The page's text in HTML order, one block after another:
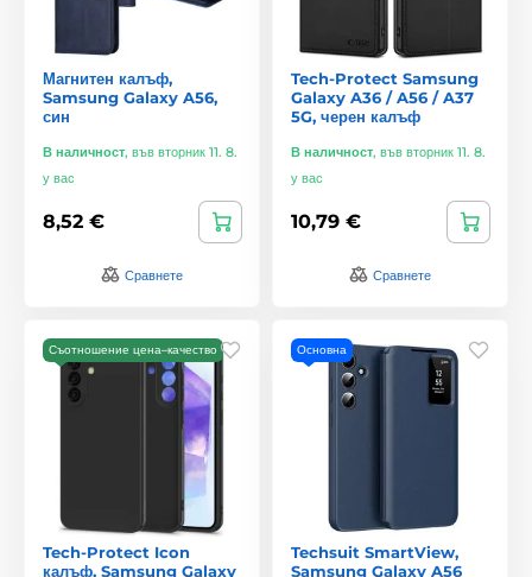
Магнитен калъф,
Samsung Galaxy A56,
син
В наличност, във вторник 11. 8.
у вас
8,52 €
Сравнете
Tech-Protect Samsung
Galaxy A36 / A56 / A37
5G, черен калъф
В наличност, във вторник 11. 8.
у вас
10,79 €
Сравнете
Съотношение цена–качество
Tech-Protect Icon
калъф, Samsung Galaxy
Основна
Techsuit SmartView,
Samsung Galaxy A56